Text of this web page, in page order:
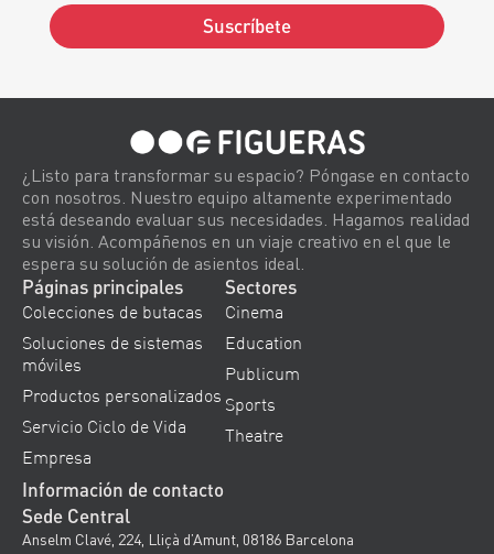
Suscríbete
¿Listo para transformar su espacio? Póngase en contacto
con nosotros. Nuestro equipo altamente experimentado
está deseando evaluar sus necesidades. Hagamos realidad
su visión. Acompáñenos en un viaje creativo en el que le
espera su solución de asientos ideal.
Páginas principales
Colecciones de butacas
Soluciones de sistemas
móviles
Productos personalizados
Servicio Ciclo de Vida
Empresa
Sectores
Cinema
Education
Publicum
Sports
Theatre
Información de contacto
Sede Central
Anselm Clavé, 224, Lliçà d’Amunt, 08186 Barcelona